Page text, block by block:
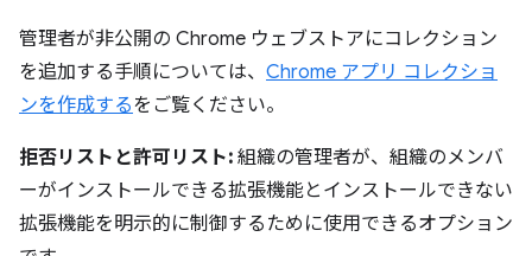
管理者が非公開の Chrome ウェブストアにコレクション
を追加する手順については、 Chrome アプリ コレクショ
ンを作成するをご覧ください。
拒否リストと許可リスト: 組織の管理者が、組織のメンバ
ーがインストールできる拡張機能とインストールできない
拡張機能を明示的に制御するために使用できるオプション